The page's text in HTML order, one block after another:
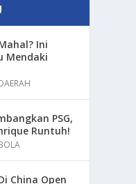
Ini
Mendaki
PSG,
Runtuh!
China Open